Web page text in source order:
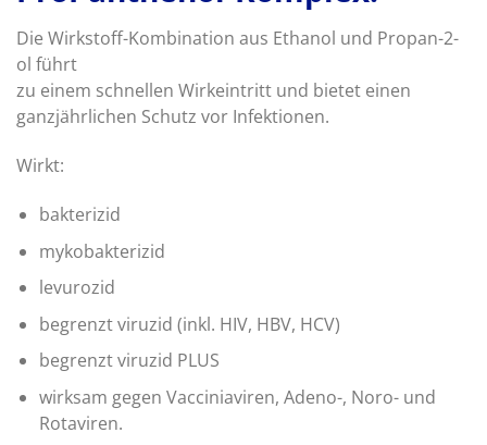
Die Wirkstoff-Kombination aus Ethanol und Propan-2-
ol führt
zu einem schnellen Wirkeintritt und bietet einen
ganzjährlichen Schutz vor Infektionen.
Wirkt:
bakterizid
mykobakterizid
levurozid
begrenzt viruzid (inkl. HIV, HBV, HCV)
begrenzt viruzid PLUS
wirksam gegen Vacciniaviren, Adeno-, Noro- und
Rotaviren.